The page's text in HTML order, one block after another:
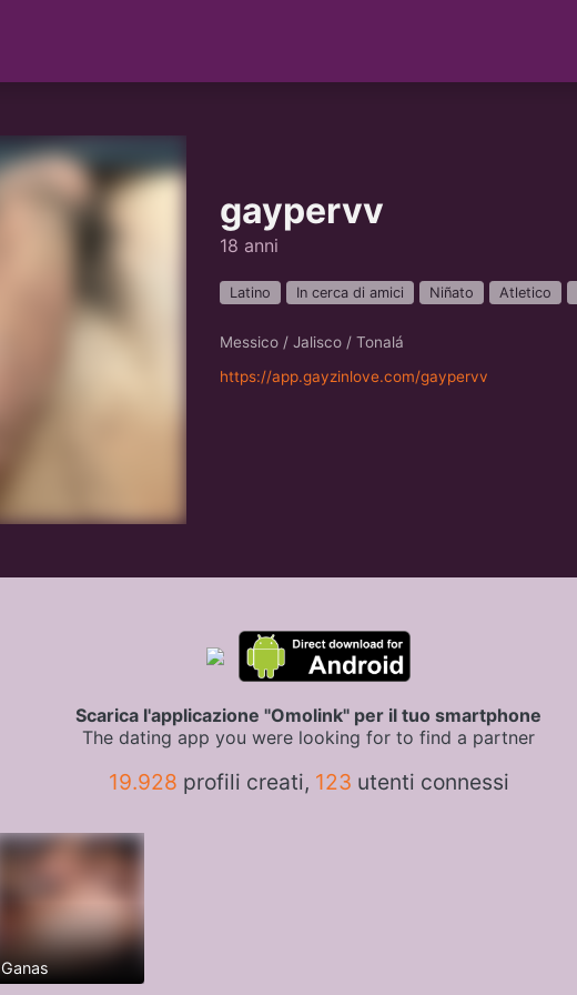
gaypervv
18 anni
Latino In cerca di amici Niñato Atletico
Messico / Jalisco / Tonalá
https://app.gayzinlove.com/gaypervv
Scarica l'applicazione "Omolink" per il tuo smartphone
The dating app you were looking for to find a partner
19.928 profili creati, 123 utenti connessi
Ganas